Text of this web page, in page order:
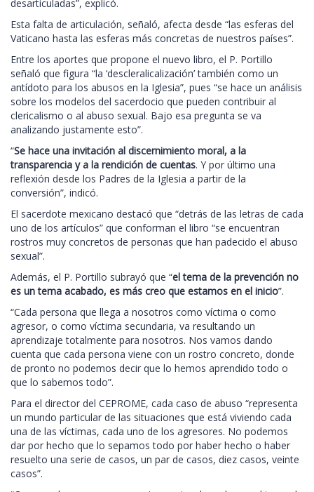
desarticuladas”, explicó.
Esta falta de articulación, señaló, afecta desde “las esferas del
Vaticano hasta las esferas más concretas de nuestros países”.
Entre los aportes que propone el nuevo libro, el P. Portillo
señaló que figura “la ‘descleralicalización’ también como un
antídoto para los abusos en la Iglesia”, pues “se hace un análisis
sobre los modelos del sacerdocio que pueden contribuir al
clericalismo o al abuso sexual. Bajo esa pregunta se va
analizando justamente esto”.
“Se hace una invitación al discernimiento moral, a la
transparencia y a la rendición de cuentas. Y por último una
reflexión desde los Padres de la Iglesia a partir de la
conversión”, indicó.
El sacerdote mexicano destacó que “detrás de las letras de cada
uno de los artículos” que conforman el libro “se encuentran
rostros muy concretos de personas que han padecido el abuso
sexual”.
Además, el P. Portillo subrayó que “el tema de la prevención no
es un tema acabado, es más creo que estamos en el inicio”.
“Cada persona que llega a nosotros como víctima o como
agresor, o como víctima secundaria, va resultando un
aprendizaje totalmente para nosotros. Nos vamos dando
cuenta que cada persona viene con un rostro concreto, donde
de pronto no podemos decir que lo hemos aprendido todo o
que lo sabemos todo”.
Para el director del CEPROME, cada caso de abuso “representa
un mundo particular de las situaciones que está viviendo cada
una de las víctimas, cada uno de los agresores. No podemos
dar por hecho que lo sepamos todo por haber hecho o haber
resuelto una serie de casos, un par de casos, diez casos, veinte
casos”.